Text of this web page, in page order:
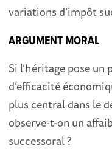
variations d’impôt
ARGUMENT MORAL
Si l’héritage pose
d’efficacité
plus central dans le
observe-t-on un
successoral ?